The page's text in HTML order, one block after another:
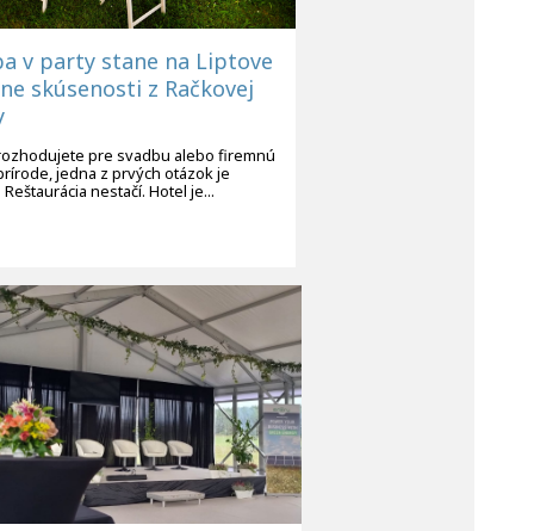
v party stane na Liptove
skúsenosti z Račkovej
pre svadbu alebo firemnú
jedna z prvých otázok je
nestačí. Hotel je...